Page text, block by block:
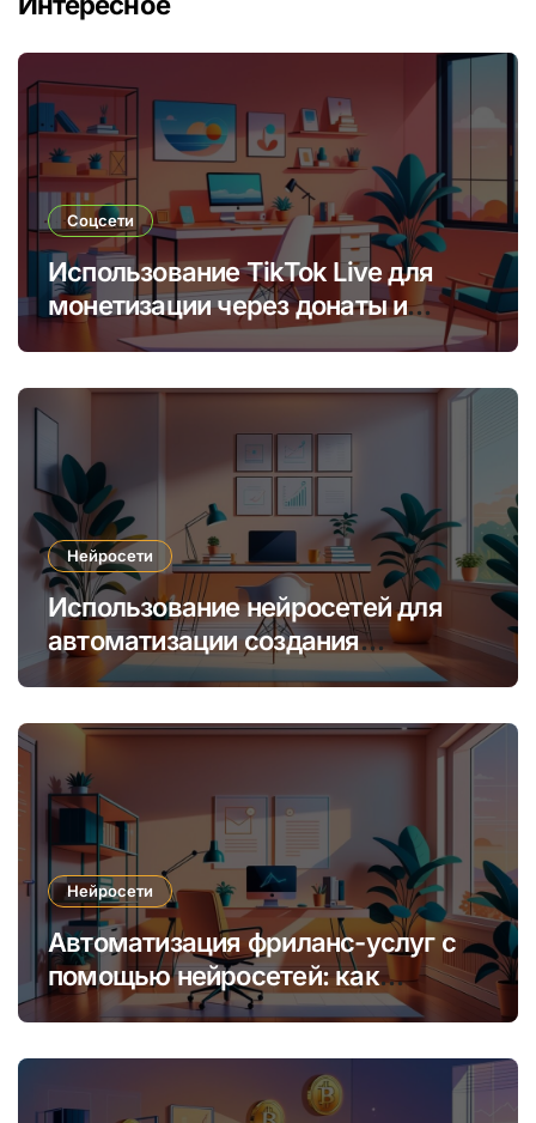
Соцсети
Использование TikTok Live для
монетизации через донаты и
платные подписки
Нейросети
Использование нейросетей для
автоматизации создания
уникальных интернет-курсов и
Нейросети
Автоматизация фриланс-услуг с
помощью нейросетей: как
увеличить доход и сократить